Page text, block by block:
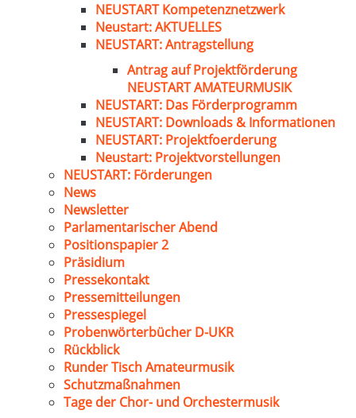
NEUSTART Kompetenznetzwerk
Neustart: AKTUELLES
NEUSTART: Antragstellung
Antrag auf Projektförderung
NEUSTART AMATEURMUSIK
NEUSTART: Das Förderprogramm
NEUSTART: Downloads & Informationen
NEUSTART: Projektfoerderung
Neustart: Projektvorstellungen
NEUSTART: Förderungen
News
Newsletter
Parlamentarischer Abend
Positionspapier 2
Präsidium
Pressekontakt
Pressemitteilungen
Pressespiegel
Probenwörterbücher D-UKR
Rückblick
Runder Tisch Amateurmusik
Schutzmaßnahmen
Tage der Chor- und Orchestermusik